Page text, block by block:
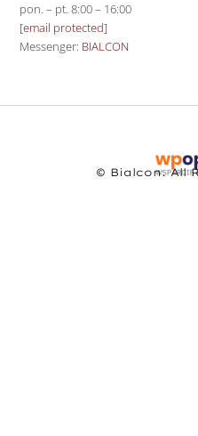
pon. – pt. 8:00 – 16:00
[email protected]
Messenger: BIALCON
© Bialcon. All